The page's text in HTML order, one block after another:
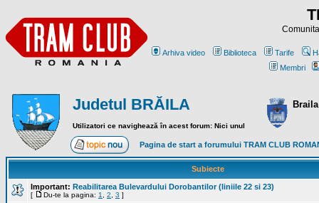
Arhiva video Biblioteca Tarife
Membri
Judetul BRĂILA
Utilizatori ce navighează în acest forum: Nici unul
Pagina de start a forumului TRAM CLUB
Subiecte
Important: Reabilitarea Bulevardului Dorobantilor (liniile 22 si 23)
[ Du-te la pagina: 1 2 3 ]